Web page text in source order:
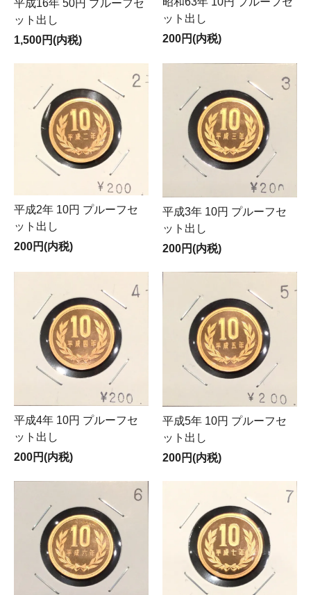
平成16年 50円 プルーフセ
ット出し
1,500円(内税)
ット出し
200円(内税)
平成2年 10円 プルーフセ
ット出し
200円(内税)
平成3年 10円 プルーフセ
ット出し
200円(内税)
平成4年 10円 プルーフセ
ット出し
200円(内税)
平成5年 10円 プルーフセ
ット出し
200円(内税)